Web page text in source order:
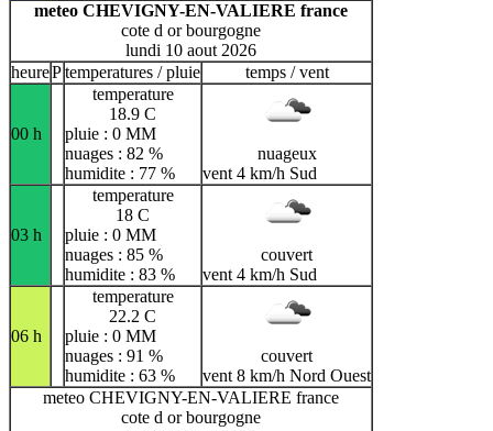
meteo CHEVIGNY-EN-VALIERE france
cote d or bourgogne
lundi 10 aout 2026
heurePtemperatures / pluie temps / vent
00 h
temperature
18.9 C
pluie : 0 MM
nuages : 82 %
humidite : 77 %
nuageux
vent 4 km/h Sud
03 h
temperature
18 C
pluie : 0 MM
nuages : 85 %
humidite : 83 %
couvert
vent 4 km/h Sud
06 h
temperature
22.2 C
pluie : 0 MM
nuages : 91 %
humidite : 63 %
couvert
vent 8 km/h Nord Ouest
meteo CHEVIGNY-EN-VALIERE france
cote d or bourgogne